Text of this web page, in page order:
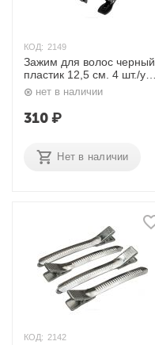
КОД: 2149
Зажим для волос черный
пластик 12,5 см. 4 шт./уп.
JB-0024 Dewal
нет в наличии
310₽
Нет в наличии
КОД: 2142